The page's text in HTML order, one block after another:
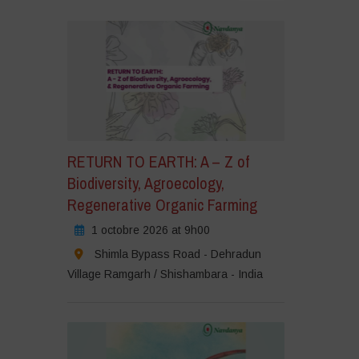
RETURN TO EARTH: A – Z of
Biodiversity, Agroecology,
Regenerative Organic Farming
1 octobre 2026 at 9h00
Shimla Bypass Road - Dehradun
Village Ramgarh / Shishambara - India